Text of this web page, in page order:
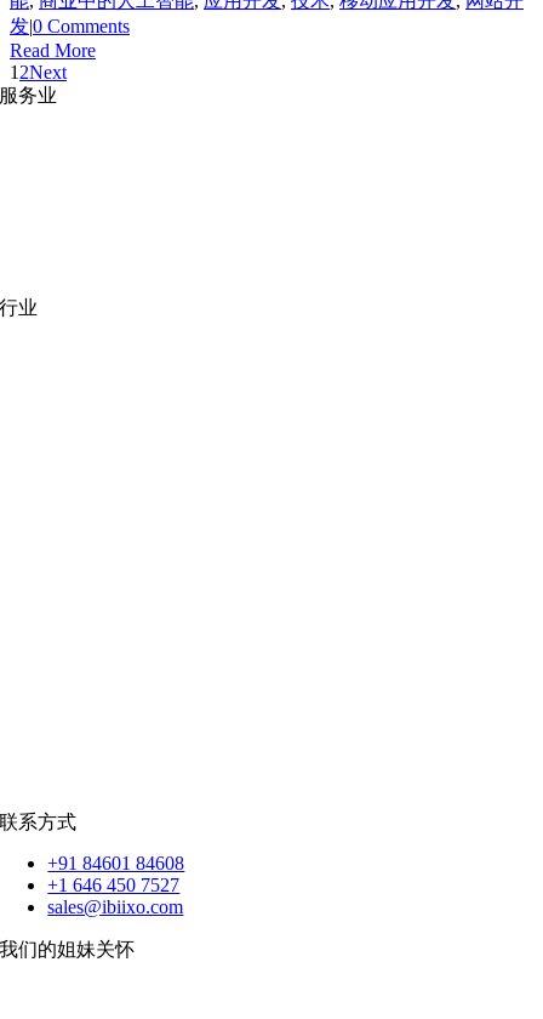
发|0 Comments
Read More
1 2Next
服务业
行业
联系方式
+91 84601 84608
+1 646 450 7527
sales@ibiixo.com
我们的姐妹关怀